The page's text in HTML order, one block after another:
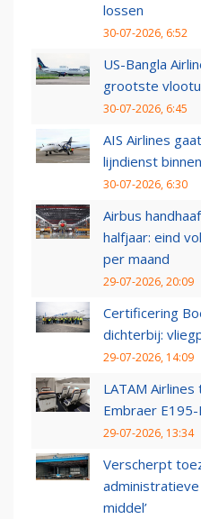
lossen
30-07-2026, 6:52
US-Bangla
grootste
30-07-2026, 6:45
AIS Airlines
lijndienst
30-07-2026, 6:30
Airbus
halfjaar: eind
per maand
29-07-2026, 20:09
Certificering
dichterbij:
29-07-2026, 14:09
LATAM
Embraer E195-
29-07-2026, 13:34
Verscherpt
administratieve
middel’